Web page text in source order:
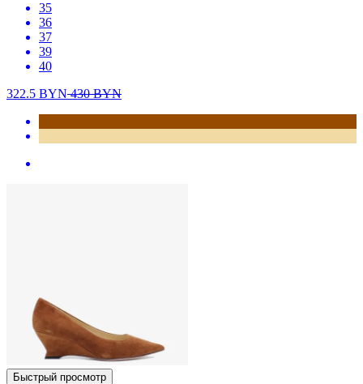
35
36
37
39
40
322.5 BYN430BYN
Быстрый просмотр